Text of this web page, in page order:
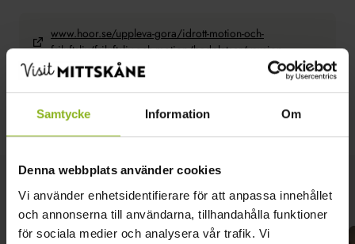
Samtycke Information Om
Denna webbplats använder cookies
Vi använder enhetsidentifierare för att anpassa innehållet
och annonserna till användarna, tillhandahålla funktioner
för sociala medier och analysera vår trafik. Vi
www.hoor.se/uppleva-gora/idrott-motion-och-
friluftsliv/friluftsliv-och-motion/badplatser/vaxsjon
Långstorp 360
243 93 Höör
Liknande besöksmål